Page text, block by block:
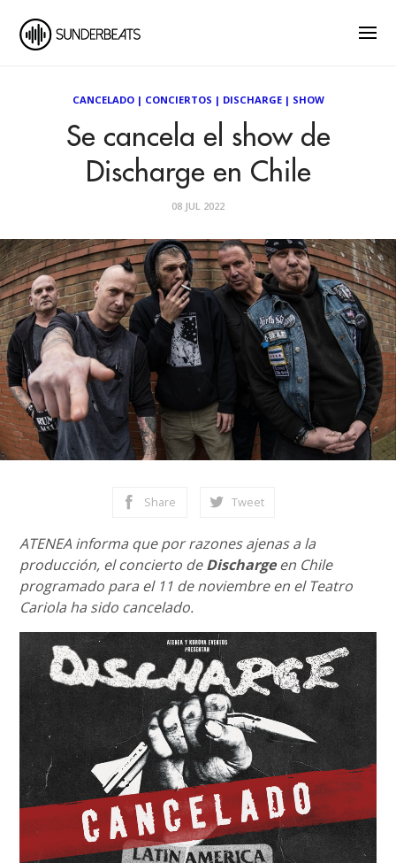
CANCELADO| CONCIERTOS | DISCHARGE| SHOW
Se cancela el show de
Discharge en Chile
08 JUL 2022
Share Tweet
ATENEA informa que por razones ajenas a la
producción, el concierto deDischargeen Chile
programado para el 11 de noviembre en el Teatro
Cariola ha sido cancelado.